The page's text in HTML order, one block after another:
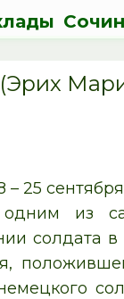
25
из
солдата